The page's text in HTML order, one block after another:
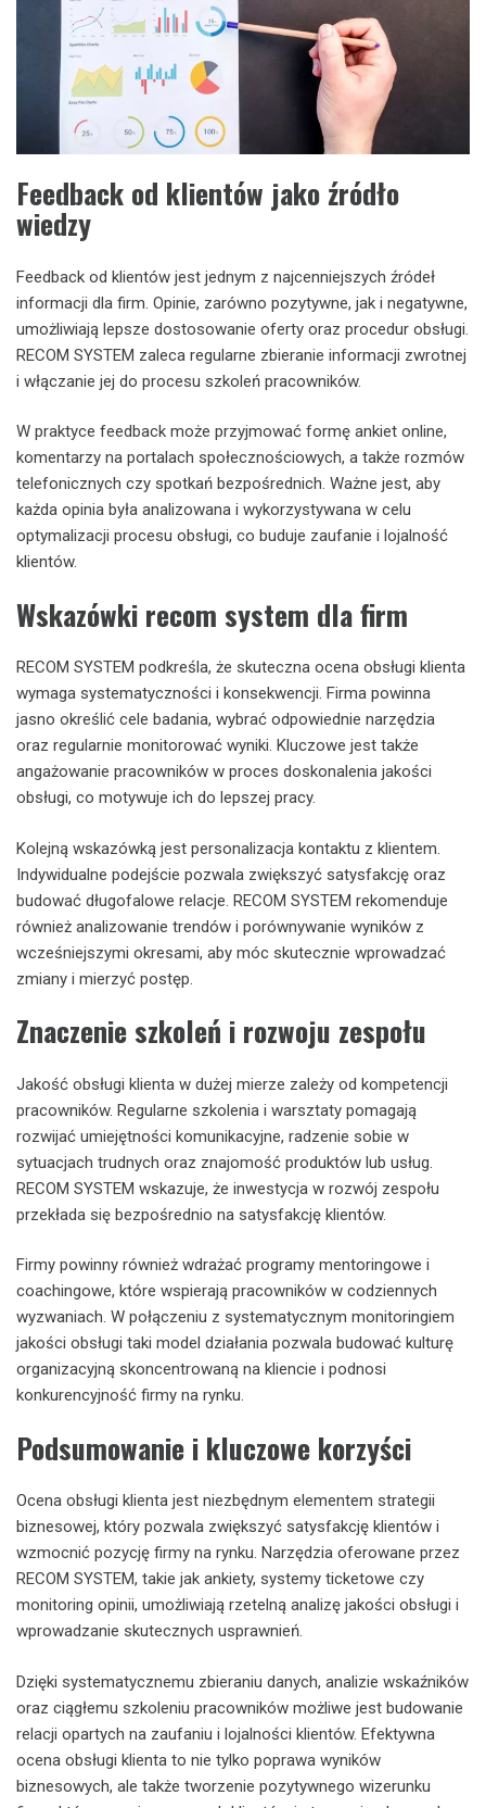
Feedback od klientów jako źródło
wiedzy
Feedback od klientów jest jednym z najcenniejszych źródeł
informacji dla firm. Opinie, zarówno pozytywne, jak i negatywne,
umożliwiają lepsze dostosowanie oferty oraz procedur obsługi.
RECOM SYSTEM zaleca regularne zbieranie informacji zwrotnej
i włączanie jej do procesu szkoleń pracowników.
W praktyce feedback może przyjmować formę ankiet online,
komentarzy na portalach społecznościowych, a także rozmów
telefonicznych czy spotkań bezpośrednich. Ważne jest, aby
każda opinia była analizowana i wykorzystywana w celu
optymalizacji procesu obsługi, co buduje zaufanie i lojalność
klientów.
Wskazówki recom system dla firm
RECOM SYSTEM podkreśla, że skuteczna ocena obsługi klienta
wymaga systematyczności i konsekwencji. Firma powinna
jasno określić cele badania, wybrać odpowiednie narzędzia
oraz regularnie monitorować wyniki. Kluczowe jest także
angażowanie pracowników w proces doskonalenia jakości
obsługi, co motywuje ich do lepszej pracy.
Kolejną wskazówką jest personalizacja kontaktu z klientem.
Indywidualne podejście pozwala zwiększyć satysfakcję oraz
budować długofalowe relacje. RECOM SYSTEM rekomenduje
również analizowanie trendów i porównywanie wyników z
wcześniejszymi okresami, aby móc skutecznie wprowadzać
zmiany i mierzyć postęp.
Znaczenie szkoleń i rozwoju zespołu
Jakość obsługi klienta w dużej mierze zależy od kompetencji
pracowników. Regularne szkolenia i warsztaty pomagają
rozwijać umiejętności komunikacyjne, radzenie sobie w
sytuacjach trudnych oraz znajomość produktów lub usług.
RECOM SYSTEM wskazuje, że inwestycja w rozwój zespołu
przekłada się bezpośrednio na satysfakcję klientów.
Firmy powinny również wdrażać programy mentoringowe i
coachingowe, które wspierają pracowników w codziennych
wyzwaniach. W połączeniu z systematycznym monitoringiem
jakości obsługi taki model działania pozwala budować kulturę
organizacyjną skoncentrowaną na kliencie i podnosi
konkurencyjność firmy na rynku.
Podsumowanie i kluczowe korzyści
Ocena obsługi klienta jest niezbędnym elementem strategii
biznesowej, który pozwala zwiększyć satysfakcję klientów i
wzmocnić pozycję firmy na rynku. Narzędzia oferowane przez
RECOM SYSTEM, takie jak ankiety, systemy ticketowe czy
monitoring opinii, umożliwiają rzetelną analizę jakości obsługi i
wprowadzanie skutecznych usprawnień.
Dzięki systematycznemu zbieraniu danych, analizie wskaźników
oraz ciągłemu szkoleniu pracowników możliwe jest budowanie
relacji opartych na zaufaniu i lojalności klientów. Efektywna
ocena obsługi klienta to nie tylko poprawa wyników
biznesowych, ale także tworzenie pozytywnego wizerunku